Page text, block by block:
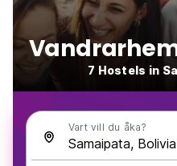
7 Hostels in
Vart vill du åka?